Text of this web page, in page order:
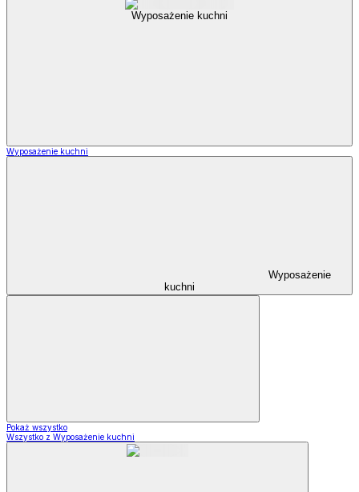
Wyposażenie kuchni
Wyposażenie kuchni
Wyposażenie
kuchni
Pokaż wszystko
Wszystko z Wyposażenie kuchni